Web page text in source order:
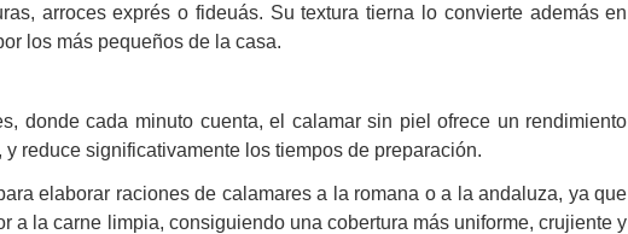
arroces exprés o fideuás. Su textura tierna lo convierte además en
los más pequeños de la casa.
donde cada minuto cuenta, el calamar sin piel ofrece un rendimiento
reduce significativamente los tiempos de preparación.
elaborar raciones de calamares a la romana o a la andaluza, ya que
a la carne limpia, consiguiendo una cobertura más uniforme, crujiente y